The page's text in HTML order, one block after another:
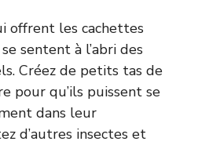
offrent les cachettes
sentent à l’abri des
Créez de petits tas de
pour qu’ils puissent se
dans leur
d’autres insectes et